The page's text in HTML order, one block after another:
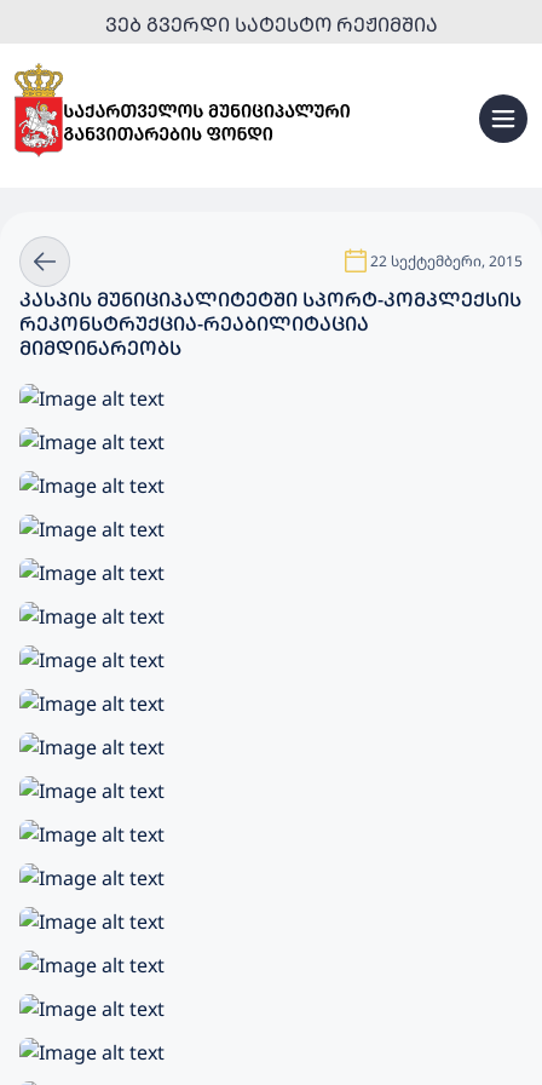
ᲕᲔᲑ ᲒᲕᲔᲠᲓᲘ ᲡᲐᲢᲔᲡᲢᲝ ᲠᲔᲟᲘᲛᲨᲘᲐ
22 სექტემბერი, 2015
ᲙᲐᲡᲞᲘᲡ ᲛᲣᲜᲘᲪᲘᲞᲐᲚᲘᲢᲔᲢᲨᲘ ᲡᲞᲝᲠᲢ-ᲙᲝᲛᲞᲚᲔᲥᲡᲘᲡ
ᲠᲔᲙᲝᲜᲡᲢᲠᲣᲥᲪᲘᲐ-ᲠᲔᲐᲑᲘᲚᲘᲢᲐᲪᲘᲐ
ᲛᲘᲛᲓᲘᲜᲐᲠᲔᲝᲑᲡ